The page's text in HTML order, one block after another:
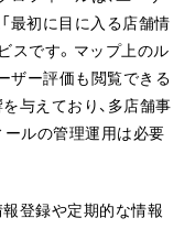
最初に目に入る店舗情
スです。マップ上のル
ザー評価も閲覧できる
与えており、多店舗事
ルの管理運用は必要
登録や定期的な情報